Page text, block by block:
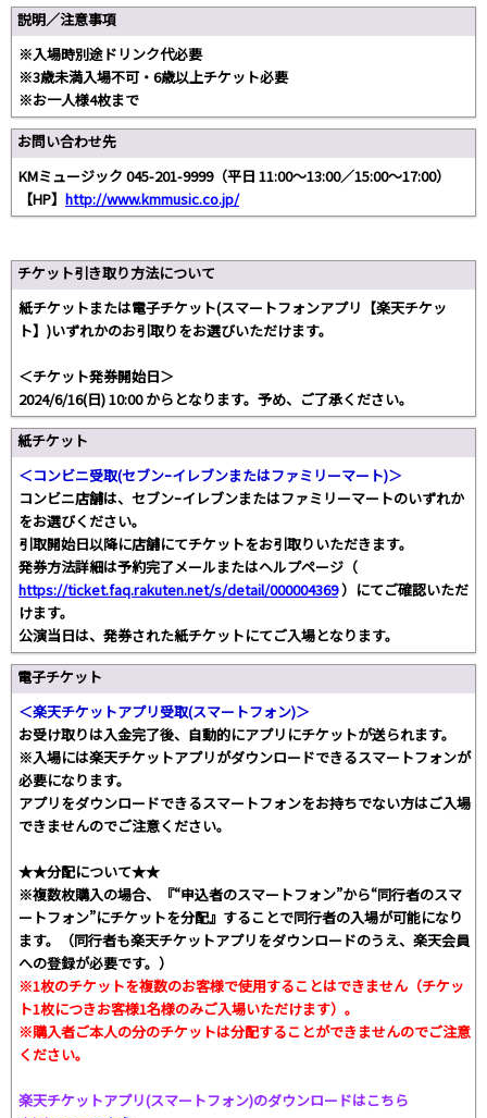
説明／注意事項
※入場時別途ドリンク代必要
※3歳未満入場不可・6歳以上チケット必要
※お一人様4枚まで
お問い合わせ先
KMミュージック 045-201-9999（平日 11:00～13:00／15:00～17:00）
【HP】 http://www.kmmusic.co.jp/
チケット引き取り方法について
紙チケットまたは電子チケット(スマートフォンアプリ【楽天チケッ
ト】)いずれかのお引取りをお選びいただけます。
＜チケット発券開始日＞
2024/6/16(日) 10:00 からとなります。予め、ご了承ください。
紙チケット
＜コンビニ受取(セブンｰイレブンまたはファミリーマート)＞
コンビニ店舗は、セブンｰイレブンまたはファミリーマートのいずれか
をお選びください。
引取開始日以降に店舗にてチケットをお引取りいただきます。
発券方法詳細は予約完了メールまたはヘルプページ（
https://ticket.faq.rakuten.net/s/detail/000004369）にてご確認いただ
けます。
公演当日は、発券された紙チケットにてご入場となります。
電子チケット
＜楽天チケットアプリ受取(スマートフォン)＞
お受け取りは入金完了後、自動的にアプリにチケットが送られます。
※入場には楽天チケットアプリがダウンロードできるスマートフォンが
必要になります。
アプリをダウンロードできるスマートフォンをお持ちでない方はご入場
できませんのでご注意ください。
★★分配について★★
※複数枚購入の場合、『“申込者のスマートフォン”から“同行者のスマ
ートフォン”にチケットを分配』することで同行者の入場が可能になり
ます。（同行者も楽天チケットアプリをダウンロードのうえ、楽天会員
への登録が必要です。）
※1枚のチケットを複数のお客様で使用することはできません（チケッ
ト1枚につきお客様1名様のみご入場いただけます）。
※購入者ご本人の分のチケットは分配することができませんのでご注意
ください。
楽天チケットアプリ(スマートフォン)のダウンロードはこちら